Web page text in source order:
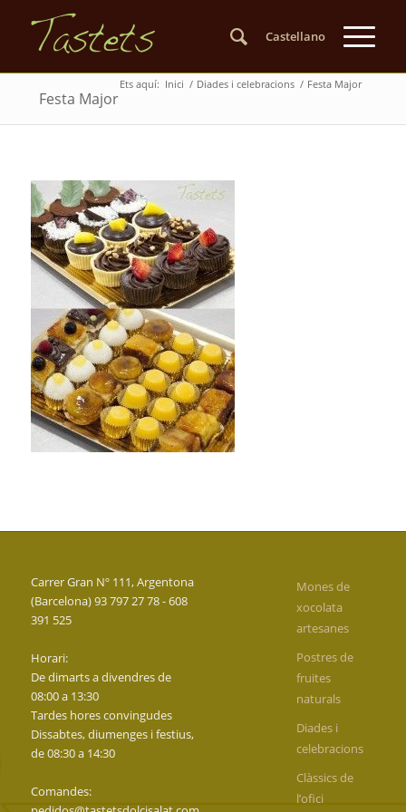
Castellano
Festa Major
Ets aquí: Inici / Diades i celebracions / Festa Major
Carrer Gran Nº 111, Argentona
(Barcelona) 93 797 27 78 - 608
391 525
Horari:
De dimarts a divendres de
08:00 a 13:30
Tardes hores convingudes
Dissabtes, diumenges i festius,
de 08:30 a 14:30
Comandes:
Mones de
xocolata
artesanes
Postres de
fruites
naturals
Diades i
celebracions
Clàssics de
l’ofici